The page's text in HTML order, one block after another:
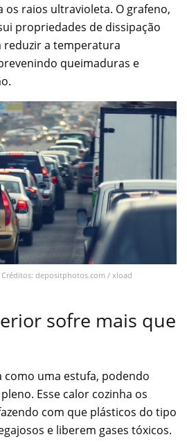
os raios ultravioleta. O grafeno,
propriedades de dissipação
reduzir a temperatura
queimaduras e
Créditos: depositphotos.com / xload
sofre mais que
como uma estufa, podendo
Esse calor cozinha os
com que plásticos do tipo
e liberem gases tóxicos.